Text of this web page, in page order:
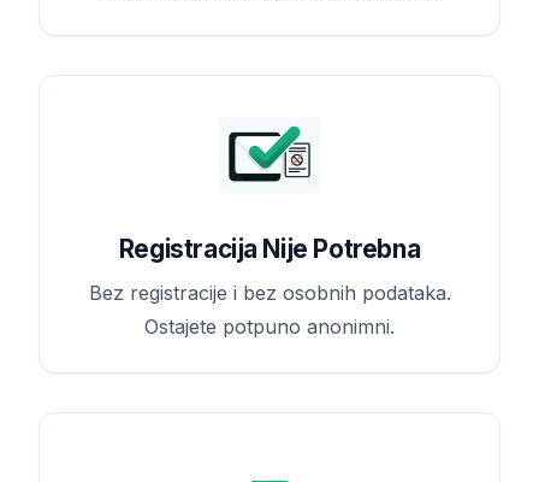
Registracija Nije Potrebna
Bez registracije i bez osobnih podataka.
Ostajete potpuno anonimni.